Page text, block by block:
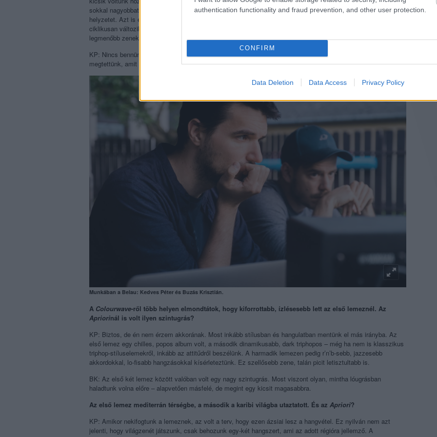
authentication functionality and fraud prevention, and other user protection.
CONFIRM
Data Deletion Data Access Privacy Policy
sokkal nagyobbat tudnánk volna ugrani, de akkor és ott a legjobb tudásunk szerint igyekeztünk kimaxolni a
helyzetet. Azt is el kell fogadni, hogy a Belau alapvetően rétegzene. A műfajoknak megvan a divatja, ami
ciklikusan változik és visszatér. A mi stílusunk a 2000-es évek elején futott nagyon, amikor az
legmenőbb zenekar. Aztán egyszer majd megint fog futni.
KP: Nincs bennünk semmi keserűség, pedig zenészeknél ez sajnos elég gyakori. Tudjuk, hogy mindent
megtettünk, amit tudtunk, és büszkék vagyunk rá, hogyan fejlődött a produkció.
Munkában a Belau: Kedves Péter és Buzás Krisztián.
A Colourwave-ről több helyen elmondtátok, hogy kiforrottabb, ízlésesebb lett az első lemeznél. Az
Apriorinál is volt ilyen szintugrás?
KP: Biztos, de én nem érzem akkorának. Most inkább stílusban és hangulatban mentünk el más irányba. Az
első lemez egy chilles, popos album volt, a második dinamikusabb, dark triphopos – még ha nem is klasszikus
triphop-stíluselemekről, inkább az attitűdről beszélünk. A harmadik lemezen pedig r’n’b-sebb, jazzesebb
akkordokkal, lo-fisabb hangzásokkal kísérleteztünk. Ez szellősebb zene, talán picit letisztultabb is.
BK: Az első két lemez között valóban volt egy nagy szintugrás. Most viszont olyan, mintha lóugrásban
haladtunk volna előre – alapvetően másfelé, de megint egy kicsit magasabbra.
Az első lemez mediterrán térségbe, a második a karibi világba utaztatott. És az Apriori?
KP: Amikor nekifogtunk a lemeznek, az volt a terv, hogy ezen ázsiai lesz a hangvétel. Ez nyilván nem azt
jelenti, hogy világzenét játszunk, csak behozunk egy-két hangszert, ami az adott régióra jellemző. A